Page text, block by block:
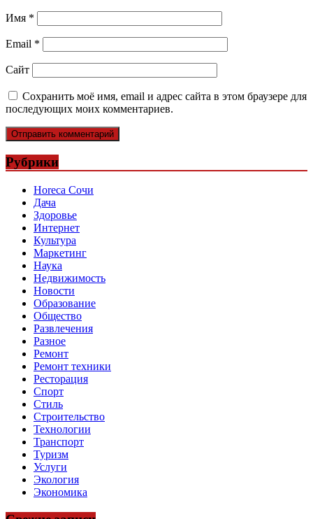
Имя *
Email *
Сайт
Сохранить моё имя, email и адрес сайта в этом браузере для
последующих моих комментариев.
Рубрики
Horeca Сочи
Дача
Здоровье
Интернет
Культура
Маркетинг
Наука
Недвижимость
Новости
Образование
Общество
Развлечения
Разное
Ремонт
Ремонт техники
Ресторация
Спорт
Стиль
Строительство
Технологии
Транспорт
Туризм
Услуги
Экология
Экономика